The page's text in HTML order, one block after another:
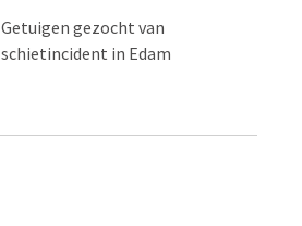
Getuigen gezocht van
schietincident in Edam